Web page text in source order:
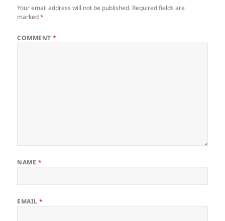
Your email address will not be published. Required fields are
marked*
COMMENT*
NAME *
EMAIL*